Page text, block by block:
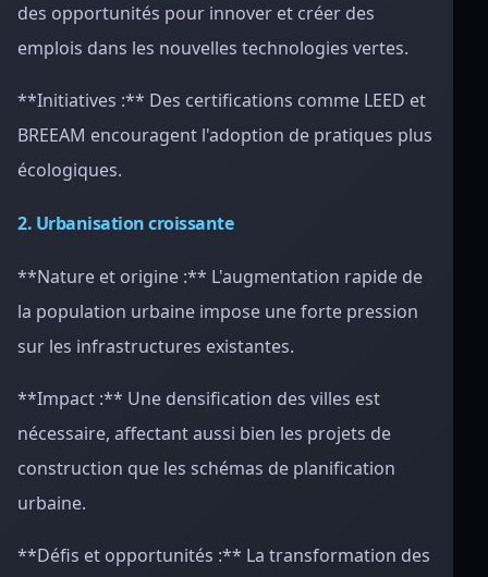
des opportunités pour innover et créer des
emplois dans les nouvelles technologies vertes.
**Initiatives :** Des certifications comme LEED et
BREEAM encouragent l'adoption de pratiques plus
écologiques.
2. Urbanisation croissante
**Nature et origine :** L'augmentation rapide de
la population urbaine impose une forte pression
sur les infrastructures existantes.
**Impact :** Une densification des villes est
nécessaire, affectant aussi bien les projets de
construction que les schémas de planification
urbaine.
**Défis et opportunités :** La transformation des